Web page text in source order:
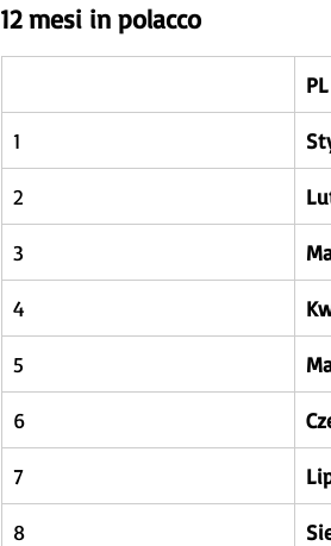
12 mesi in polacco
PL
1
2
3
4
5
6
7
8